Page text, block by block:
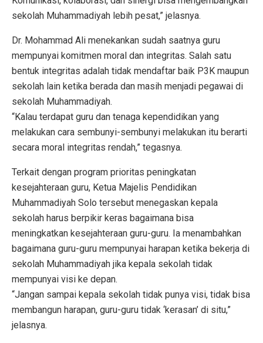
sekolah Muhammadiyah lebih pesat,” jelasnya.
Dr. Mohammad Ali menekankan sudah saatnya guru
mempunyai komitmen moral dan integritas. Salah satu
bentuk integritas adalah tidak mendaftar baik P3K maupun
sekolah lain ketika berada dan masih menjadi pegawai di
sekolah Muhammadiyah.
“Kalau terdapat guru dan tenaga kependidikan yang
melakukan cara sembunyi-sembunyi melakukan itu berarti
secara moral integritas rendah,” tegasnya.
Terkait dengan program prioritas peningkatan
kesejahteraan guru, Ketua Majelis Pendidikan
Muhammadiyah Solo tersebut menegaskan kepala
sekolah harus berpikir keras bagaimana bisa
meningkatkan kesejahteraan guru-guru. Ia menambahkan
bagaimana guru-guru mempunyai harapan ketika bekerja di
sekolah Muhammadiyah jika kepala sekolah tidak
mempunyai visi ke depan.
“Jangan sampai kepala sekolah tidak punya visi, tidak bisa
membangun harapan, guru-guru tidak ‘kerasan’ di situ,”
jelasnya.